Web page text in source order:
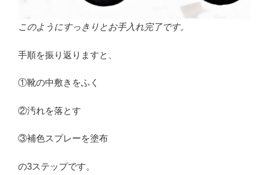
このようにすっきりとお手入れ完了です。
手順を振り返りますと、
①靴の中敷きをふく
②汚れを落とす
③補色スプレーを塗布
の3ステップです。